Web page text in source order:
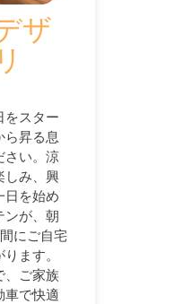
ザ
をスター
ら昇る息
さい。涼
しみ、興
日を始め
ンが、朝
にご自宅
ます。
、ご家族
車で快適